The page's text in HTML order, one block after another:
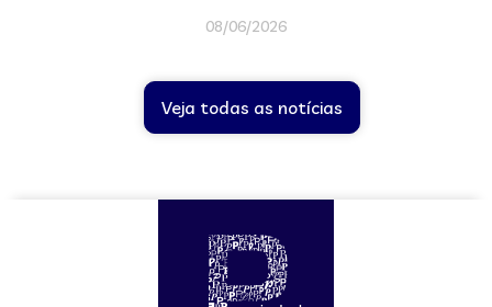
08/06/2026
Veja todas as notícias